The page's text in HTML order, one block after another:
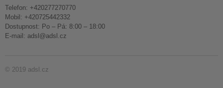
Telefon: +420277270770
Mobil: +420725442332
Dostupnost: Po – Pá: 8:00 – 18:00
E-mail: adsl@adsl.cz
© 2019 adsl.cz